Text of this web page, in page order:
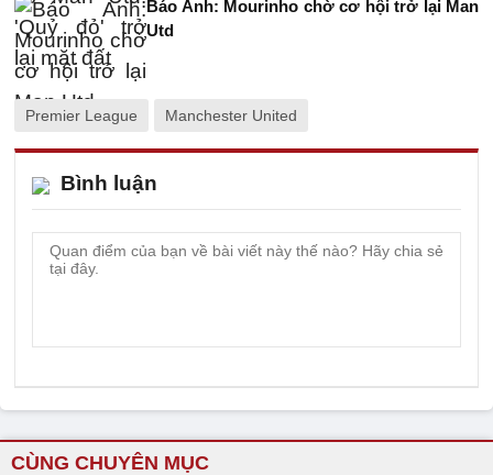
Báo Anh: Mourinho chờ cơ hội trở lại Man
Utd
Premier League Manchester United
Bình luận
CÙNG CHUYÊN MỤC